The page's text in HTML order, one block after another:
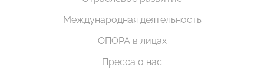
Международная деятельность
ОПОРА в лицах
Пресса о нас